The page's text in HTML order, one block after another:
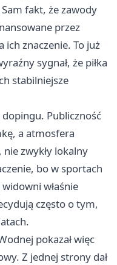
fakt, że zawody
przez
ich znaczenie. To już
sygnał, że piłka
stabilniejsze
Publiczność
a atmosfera
zwykły lokalny
bo w sportach
właśnie
często o tym,
pokazał więc
Z jednej strony dał